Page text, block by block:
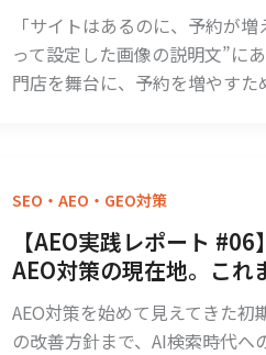
「サイトはあるのに、予約が
って設定した画像の説明文”に
門店を舞台に、予約を増やすた
SEO・AEO・GEO対策
【AEO実践レポート
AEO対策の現在地。こ
AEO対策を始めて見えてきた
の改善方針まで、AI検索時代へ